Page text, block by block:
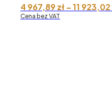
4 967,89zł–11 923,02
Cena bez VAT